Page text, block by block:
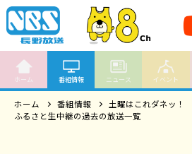
ホーム 番組情報 ニュース イベント
ホーム 番組情報
土曜はこれダネッ！
ふるさと生中継の過去の放送一覧